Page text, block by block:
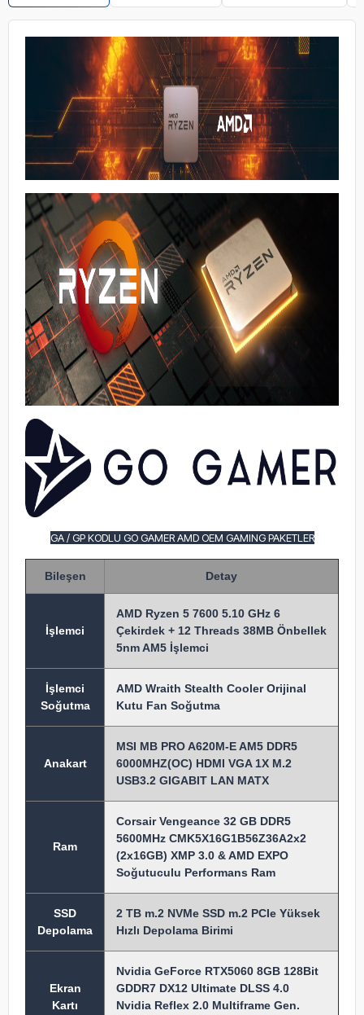
GA / GP KODLU GO GAMER AMD OEM GAMING PAKETLER
Bileşen Detay
İşlemci
AMD Ryzen 5 7600 5.10 GHz 6
Çekirdek + 12 Threads 38MB Önbellek
5nm AM5 İşlemci
İşlemci
Soğutma
AMD Wraith Stealth Cooler Orijinal
Kutu Fan Soğutma
Anakart
MSI MB PRO A620M-E AM5 DDR5
6000MHZ(OC) HDMI VGA 1X M.2
USB3.2 GIGABIT LAN MATX
Ram
Corsair Vengeance 32 GB DDR5
5600MHz CMK5X16G1B56Z36A2x2
(2x16GB) XMP 3.0 & AMD EXPO
Soğutuculu Performans Ram
SSD
Depolama
2 TB m.2 NVMe SSD m.2 PCIe Yüksek
Hızlı Depolama Birimi
Ekran
Kartı
Nvidia GeForce RTX5060 8GB 128Bit
GDDR7 DX12 Ultimate DLSS 4.0
Nvidia Reflex 2.0 Multiframe Gen.